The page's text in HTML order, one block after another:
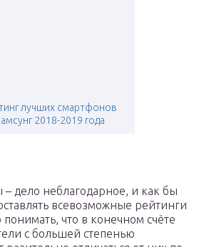
лучших смартфонов
2018-2019 года
– дело неблагодарное, и как бы
всевозможные рейтинги
что в конечном счёте
с большей степенью